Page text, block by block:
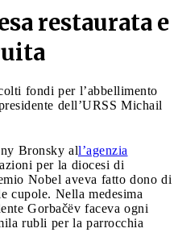
restaurata e
fondi per l’abbellimento
dell’URSS Michail
Bronsky all’agenzia
per la diocesi di
Nobel aveva fatto dono di
cupole. Nella medesima
Gorbačëv faceva ogni
rubli per la parrocchia